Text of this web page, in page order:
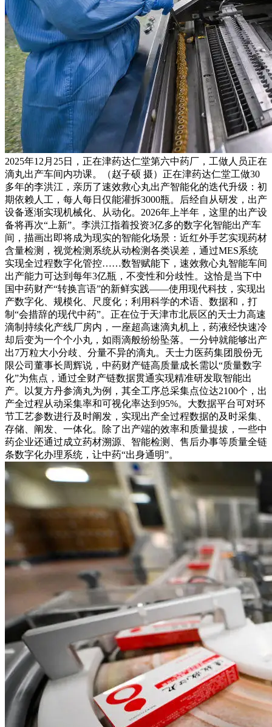
2025年12月25日，正在津药达仁堂第六中药厂，工做人员正在
滴丸出产车间内功课。（赵子硕 摄）正在津药达仁堂工做30
多年的李洪江，亲历了速效救心丸出产智能化的迭代升级：初
期依赖人工，每人每日仅能灌拆3000瓶。后经自从研发，出产
设备逐渐实现机械化、从动化。2026年上半年，这里的出产设
备将再次“上新”。李洪江指着投资3亿多的数字化智能出产车
间，描画出即将成为现实的智能化场景：近红外手艺实现药材
含量检测，视觉检测系统从动检测各类误差，通过MES系统
实现全过程数字化管控……数智赋能下，速效救心丸智能车间
出产能力可达到每年3亿瓶，不变性和分歧性。这恰是当下中
国中药财产“转换言语”的新鲜实践——使用现代科技，实现出
产数字化、规模化、尺度化；利用科学的术语、数据和，打
制“会措辞的现代中药”。正在位于天津市北辰区的天士力高速
滴制持续化产线厂房内，一座超高速滴丸机上，药液经快速冷
却后变为一个个小丸，如雨滴般纷纷坠落。一分钟就能够出产
出7万粒大小分歧、分量不异的滴丸。天士力医药集团股份无
限公司董事长周辉说，中药财产链高质量成长需以“质量数字
化”为焦点，通过全财产链数据贯通实现精准研发取智能出
产。以复方丹参滴丸为例，其全工序总采集点位达2100个，出
产全过程从动采集率和可视化率达到95%。大数据平台可对环
节工艺参数进行及时阐发，实现出产全过程数据的及时采集、
存储、阐发、一体化。除了出产端的效率和质量提拔，一些中
药企业还通过成立药材溯源、智能检测、售后办事等质量全链
条数字化办理系统，让中药“出身通明”。